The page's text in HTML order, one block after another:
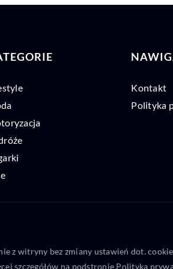
Kontakt
Polityka
z witryny bez zmiany ustawień dot.
szczegółów na podstronie Polityka